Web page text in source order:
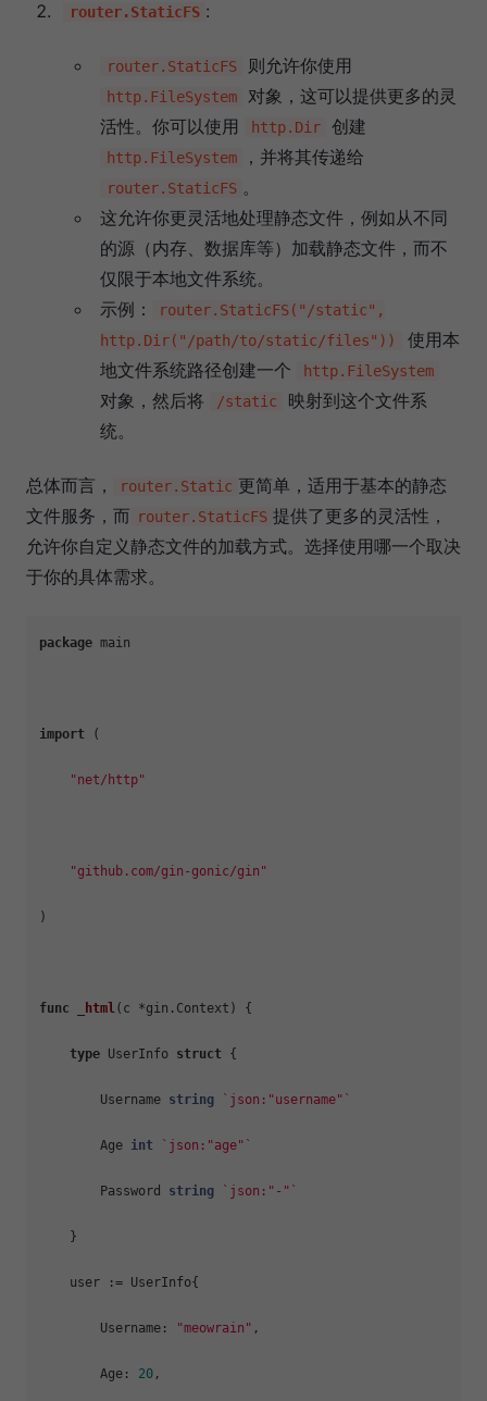
router.StaticFS :
router.StaticFS 则允许你使用
http.FileSystem
对象，这可以提供更多的灵
活性。你可以使用
http.Dir 创建
http.FileSystem ，并将其传递给
router.StaticFS 。
这允许你更灵活地处理静态文件，例如从不同
的源（内存、数据库等）加载静态文件，而不
仅限于本地文件系统。
示例：
router.StaticFS("/static",
http.Dir("/path/to/static/files"))
使用本
地文件系统路径创建一个
http.FileSystem
对象，然后将 /static
映射到这个文件系
统。
总体而言， router.Static 更简单，适用于基本的静态
文件服务，而 router.StaticFS 提供了更多的灵活性，
允许你自定义静态文件的加载方式。选择使用哪一个取决
于你的具体需求。
package main
import (
"net/http"
"github.com/gin-gonic/gin"
)
func html(c *gin.Context) {
type UserInfo struct {
        Username
string `json:"username"`
        Age
int `json:"age"`
        Password
string `json:"-"`
    }
    user := UserInfo{
        Username:
"meowrain" ,
        Age:
20 ,